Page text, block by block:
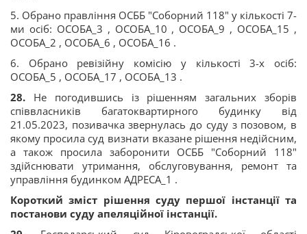
5. Обрано правління ОСББ "Соборний 118" у кількості 7-
ми осіб: ОСОБА_3 , ОСОБА_10 , ОСОБА_9 , ОСОБА_15 ,
ОСОБА_2 , ОСОБА_6 , ОСОБА_16 .
6. Обрано ревізійну комісію у кількості 3-х осіб:
ОСОБА_5 , ОСОБА_17 , ОСОБА_13 .
28. Не погодившись із рішенням загальних зборів
співвласників багатоквартирного будинку від
21.05.2023, позивачка звернулась до суду з позовом, в
якому просила суд визнати вказане рішення недійсним,
а також просила заборонити ОСББ "Соборний 118"
здійснювати утримання, обслуговування, ремонт та
управління будинком АДРЕСА_1 .
Короткий зміст рішення суду першої інстанції та
постанови суду апеляційної інстанції.